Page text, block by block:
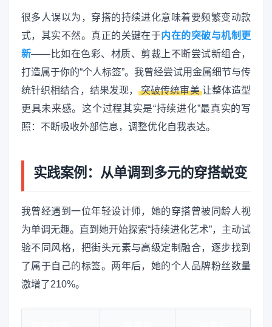
很多人误以为，穿搭的持续进化意味着要频繁变动款
式，其实不然。真正的关键在于内在的突破与机制更
新——比如在色彩、材质、剪裁上不断尝试新组合，
打造属于你的“个人标签”。我曾经尝试用金属细节与传
统针织相结合，结果发现， 突破传统审美 让整体造型
更具未来感。这个过程其实是“持续进化”最真实的写
照：不断吸收外部信息，调整优化自我表达。
实践案例：从单调到多元的穿搭蜕变
我曾经遇到一位年轻设计师，她的穿搭曾被同龄人视
为单调无趣。直到她开始探索“持续进化艺术”，主动试
验不同风格，把街头元素与高级定制融合，逐步找到
了属于自己的标签。两年后，她的个人品牌粉丝数量
激增了210%。